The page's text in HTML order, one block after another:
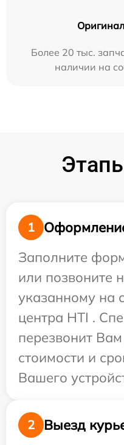
Более 20 тыс.
наличии на
1
Заполните
или позвоните
указанному на
центра HTI .
перезвонит
стоимости и
Вашего
2 Выезд